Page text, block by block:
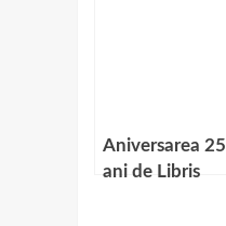
Aniversarea 25
ani de Libris